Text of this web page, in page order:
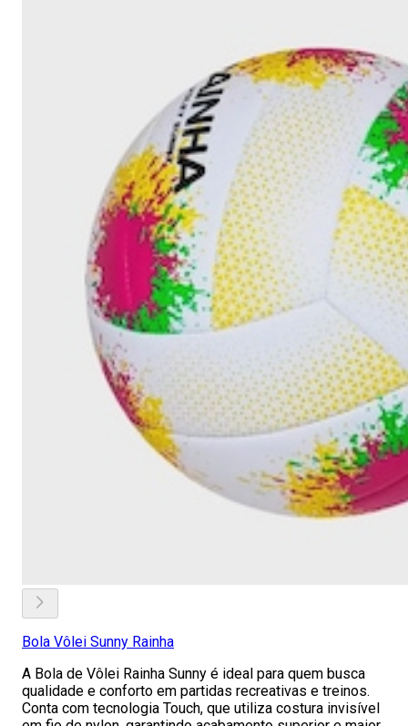
Bola Vôlei Sunny Rainha
A Bola de Vôlei Rainha Sunny é ideal para quem busca
qualidade e conforto em partidas recreativas e treinos.
Conta com tecnologia Touch, que utiliza costura invisível